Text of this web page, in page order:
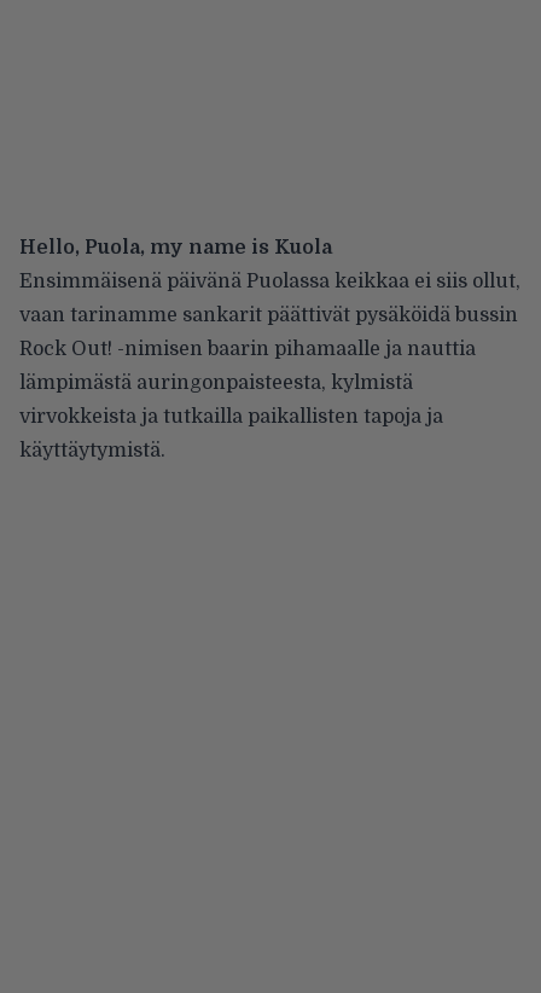
Hello, Puola, my name is Kuola
Ensimmäisenä päivänä Puolassa keikkaa ei siis ollut,
vaan tarinamme sankarit päättivät pysäköidä bussin
Rock Out! -nimisen baarin pihamaalle ja nauttia
lämpimästä auringonpaisteesta, kylmistä
virvokkeista ja tutkailla paikallisten tapoja ja
käyttäytymistä.